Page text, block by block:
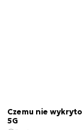
Czemu nie
5G